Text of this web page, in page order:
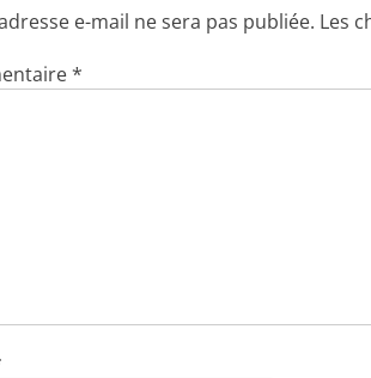
e-mail ne sera pas publiée. Les
*